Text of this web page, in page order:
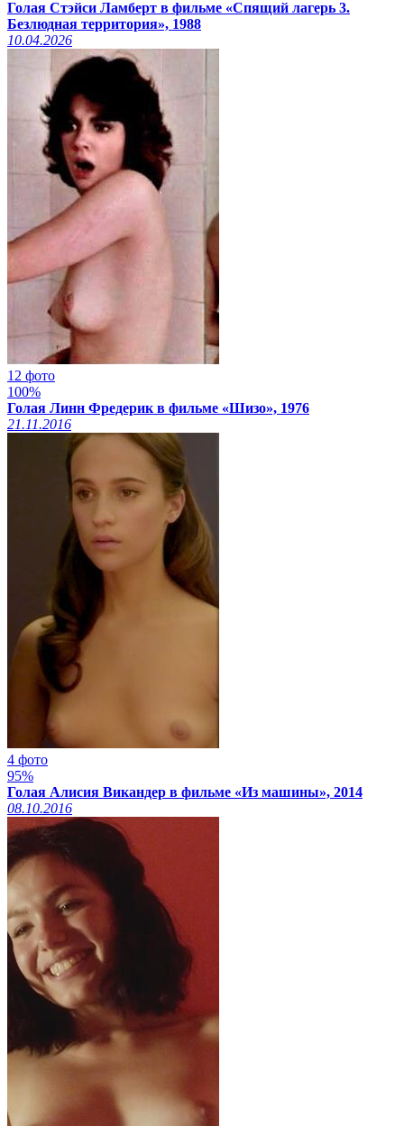
Голая Стэйси Ламберт в фильме «Спящий лагерь 3.
Безлюдная территория», 1988
10.04.2026
12 фото
100%
Голая Линн Фредерик в фильме «Шизо», 1976
21.11.2016
4 фото
95%
Голая Алисия Викандер в фильме «Из машины», 2014
08.10.2016